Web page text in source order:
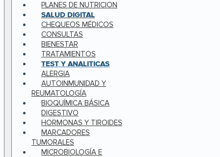
PLANES DE NUTRICION
SALUD DIGITAL
CHEQUEOS MÉDICOS
CONSULTAS
BIENESTAR
TRATAMIENTOS
TEST Y ANALITICAS
ALERGIA
AUTOINMUNIDAD Y
REUMATOLOGÍA
BIOQUÍMICA BÁSICA
DIGESTIVO
HORMONAS Y TIROIDES
MARCADORES
TUMORALES
MICROBIOLOGÍA E